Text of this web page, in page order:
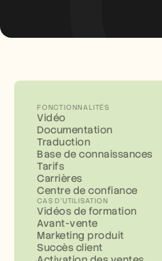
FONCTIONNALITÉS
Vidéo
Documentation
Traduction
Base de connaissances
Tarifs
Carrières
Centre de confiance
CAS D'UTILISATION
Vidéos de formation
Avant-vente
Marketing produit
Succès client